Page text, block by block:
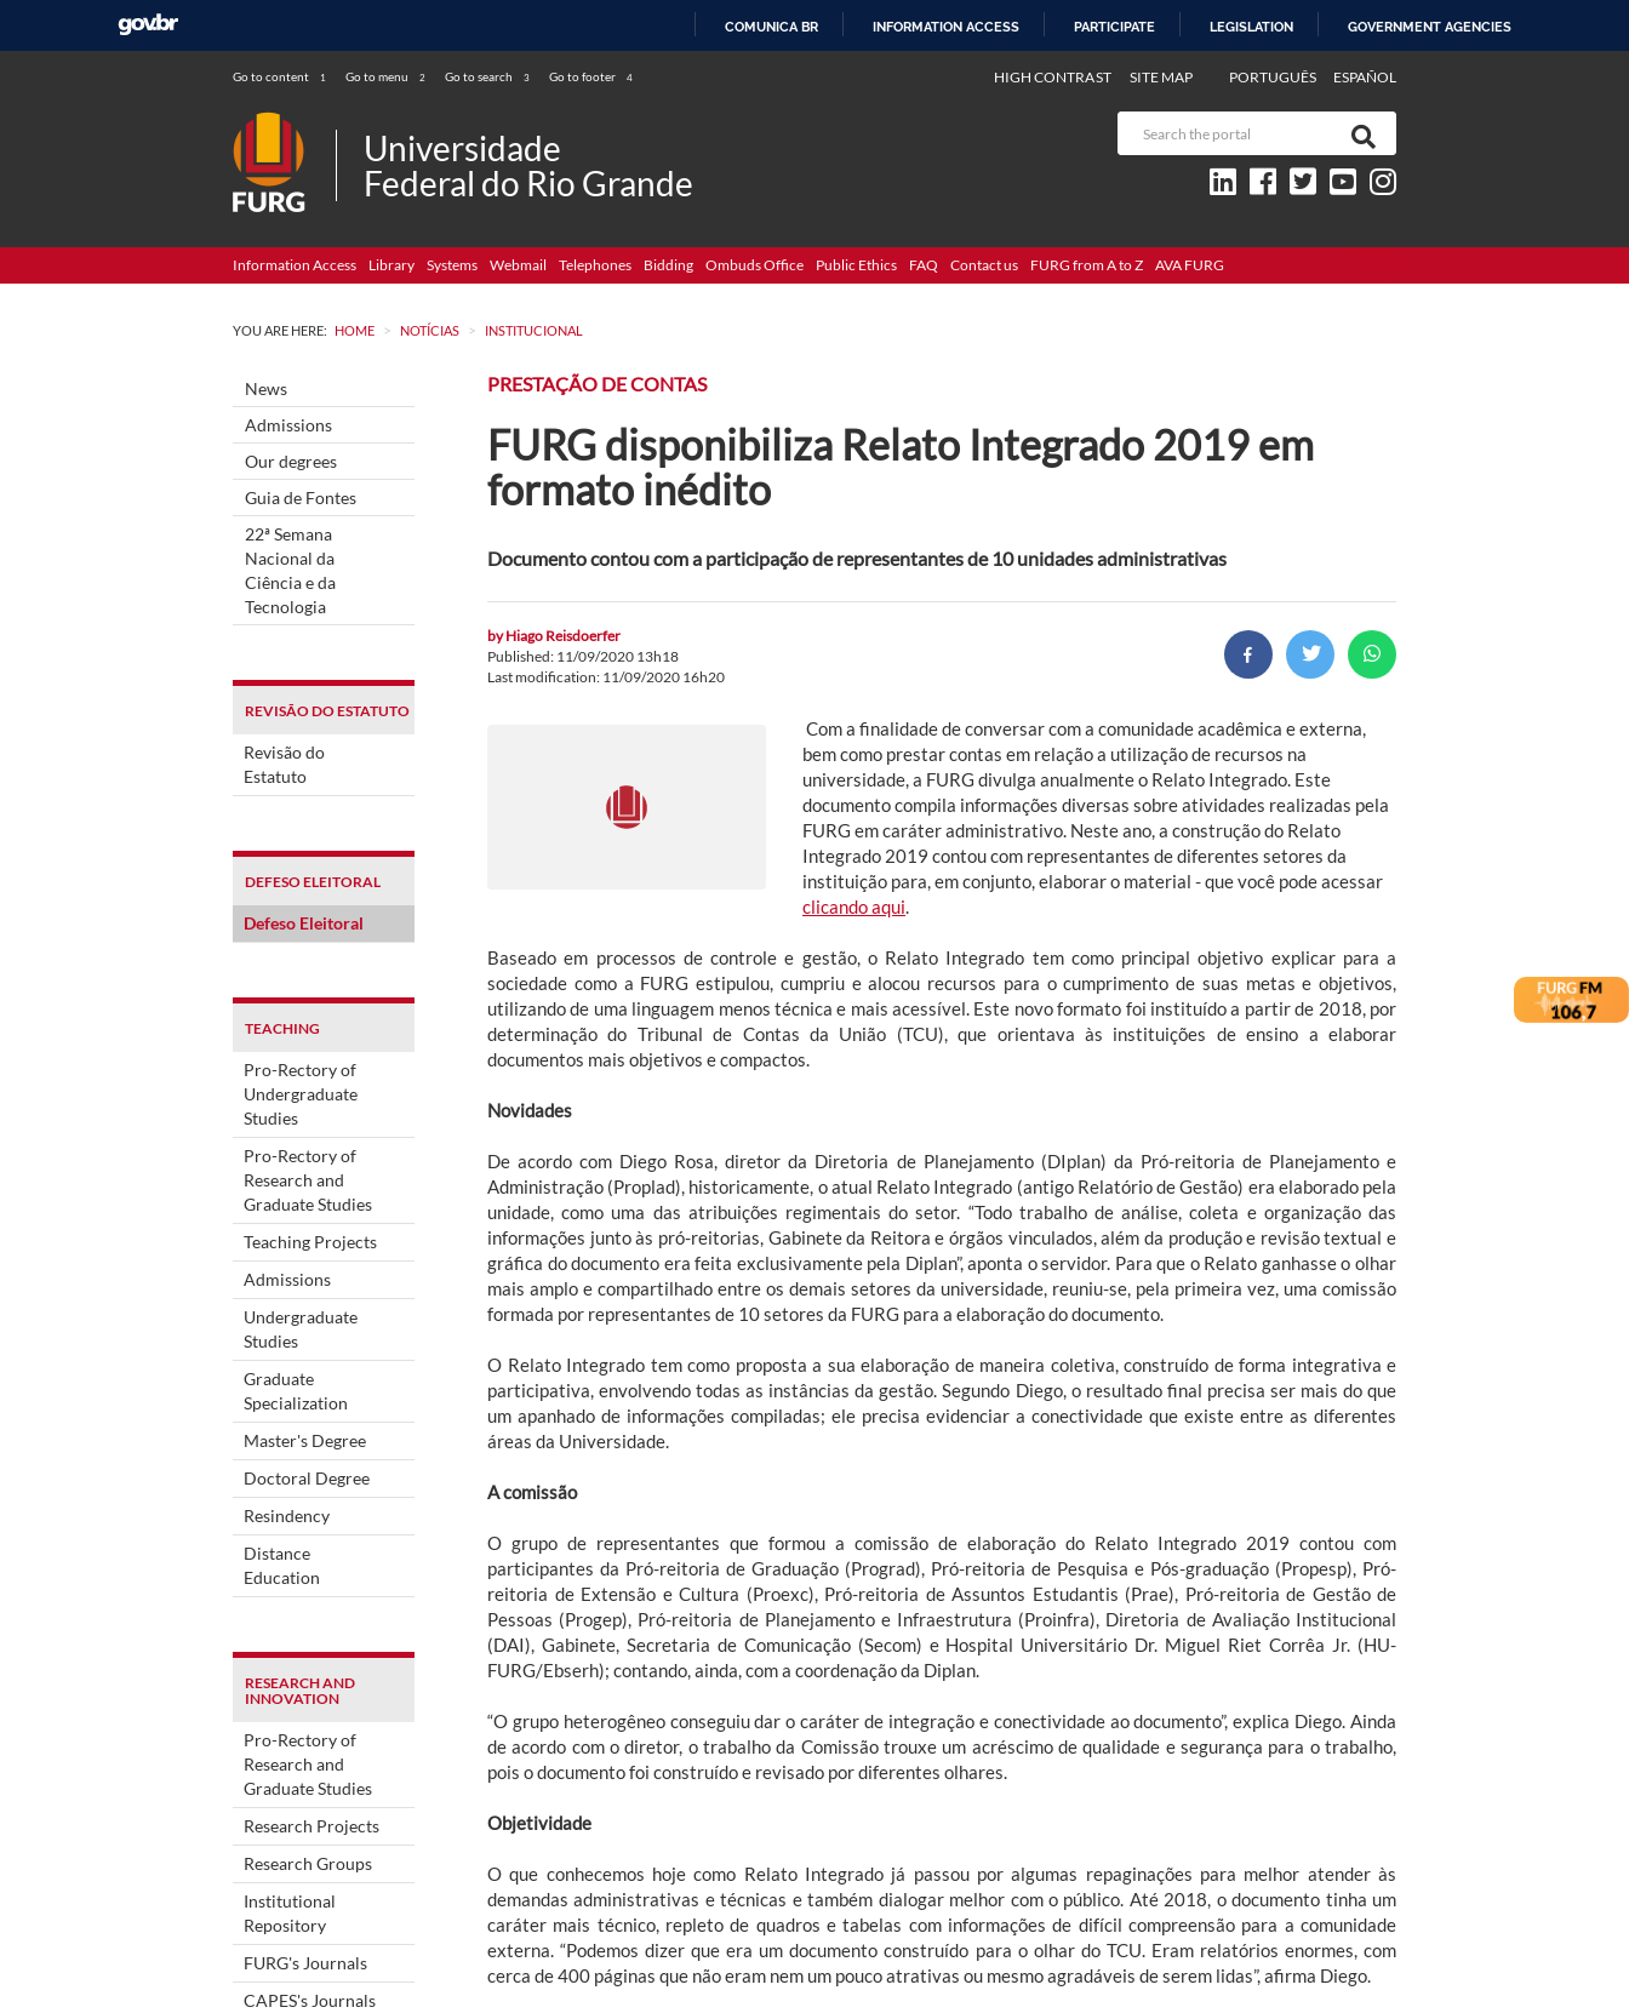
COMUNICA BR INFORMATION ACCESS PARTICIPATE LEGISLATION GOVERNMENT AGENCIES
Go to content 1 Go to menu 2 Go to search 3 Go to footer 4 PORTUGUÊS ESPAÑOL
HIGH CONTRAST SITE MAP
Universidade
Federal do Rio Grande
Information Access Library Systems Webmail Telephones Bidding Ombuds Office Public Ethics FAQ Contact us FURG from A to Z AVA FURG
YOU ARE HERE: HOME > NOTÍCIAS > INSTITUCIONAL
News
Admissions
Our degrees
Guia de Fontes
22ª Semana
Nacional da
Ciência e da
Tecnologia
REVISÃO DO ESTATUTO
Revisão do
Estatuto
DEFESO ELEITORAL
Defeso Eleitoral
TEACHING
Pro-Rectory of
Undergraduate
Studies
Pro-Rectory of
Research and
Graduate Studies
Teaching Projects
Admissions
Undergraduate
Studies
Graduate
Specialization
Master's Degree
Doctoral Degree
Resindency
Distance
Education
RESEARCH AND
INNOVATION
Pro-Rectory of
Research and
Graduate Studies
Research Projects
Research Groups
Institutional
Repository
FURG's Journals
CAPES's Journals
PRESTAÇÃO DE CONTAS
FURG disponibiliza Relato Integrado 2019 em
formato inédito
Documento contou com a participação de representantes de 10 unidades administrativas
byHiago Reisdoerfer
Published: 11/09/2020 13h18
Last modification: 11/09/2020 16h20
Com a finalidade de conversar com a comunidade acadêmica e externa,
bem como prestar contas em relação a utilização de recursos na
universidade, a FURG divulga anualmente o Relato Integrado. Este
documento compila informações diversas sobre atividades realizadas pela
FURG em caráter administrativo. Neste ano, a construção do Relato
Integrado 2019 contou com representantes de diferentes setores da
instituição para, em conjunto, elaborar o material - que você pode acessar
clicando aqui
Baseado em processos de controle e gestão, o Relato Integrado tem como principal objetivo explicar para a
sociedade como a FURG estipulou, cumpriu e alocou recursos para o cumprimento de suas metas e objetivos,
utilizando de uma linguagem menos técnica e mais acessível. Este novo formato foi instituído a partir de 2018, por
determinação do Tribunal de Contas da União (TCU), que orientava às instituições de ensino a elaborar
documentos mais objetivos e compactos.
Novidades
De acordo com Diego Rosa, diretor da Diretoria de Planejamento (DIplan) da Pró-reitoria de Planejamento e
Administração (Proplad), historicamente, o atual Relato Integrado (antigo Relatório de Gestão) era elaborado pela
unidade, como uma das atribuições regimentais do setor. “Todo trabalho de análise, coleta e organização das
informações junto às pró-reitorias, Gabinete da Reitora e órgãos vinculados, além da produção e revisão textual e
gráfica do documento era feita exclusivamente pela Diplan”, aponta o servidor. Para que o Relato ganhasse o olhar
mais amplo e compartilhado entre os demais setores da universidade, reuniu-se, pela primeira vez, uma comissão
formada por representantes de 10 setores da FURG para a elaboração do documento.
O Relato Integrado tem como proposta a sua elaboração de maneira coletiva, construído de forma integrativa e
participativa, envolvendo todas as instâncias da gestão. Segundo Diego, o resultado final precisa ser mais do que
um apanhado de informações compiladas; ele precisa evidenciar a conectividade que existe entre as diferentes
áreas da Universidade.
A comissão
O grupo de representantes que formou a comissão de elaboração do Relato Integrado 2019 contou com
participantes da Pró-reitoria de Graduação (Prograd), Pró-reitoria de Pesquisa e Pós-graduação (Propesp), Pró-
reitoria de Extensão e Cultura (Proexc), Pró-reitoria de Assuntos Estudantis (Prae), Pró-reitoria de Gestão de
Pessoas (Progep), Pró-reitoria de Planejamento e Infraestrutura (Proinfra), Diretoria de Avaliação Institucional
(DAI), Gabinete, Secretaria de Comunicação (Secom) e Hospital Universitário Dr. Miguel Riet Corrêa Jr. (HU-
FURG/Ebserh); contando, ainda, com a coordenação da Diplan.
“O grupo heterogêneo conseguiu dar o caráter de integração e conectividade ao documento”, explica Diego. Ainda
de acordo com o diretor, o trabalho da Comissão trouxe um acréscimo de qualidade e segurança para o trabalho,
pois o documento foi construído e revisado por diferentes olhares.
Objetividade
O que conhecemos hoje como Relato Integrado já passou por algumas repaginações para melhor atender às
demandas administrativas e técnicas e também dialogar melhor com o público. Até 2018, o documento tinha um
caráter mais técnico, repleto de quadros e tabelas com informações de difícil compreensão para a comunidade
externa. “Podemos dizer que era um documento construído para o olhar do TCU. Eram relatórios enormes, com
cerca de 400 páginas que não eram nem um pouco atrativas ou mesmo agradáveis de serem lidas”, afirma Diego.